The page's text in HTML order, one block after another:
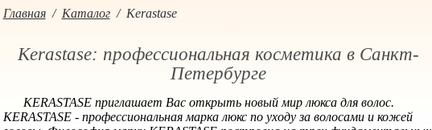
Главная/ Каталог/ Kerastase
Kerastase: профессиональная косметика в Санкт-
Петербурге
KERASTASE приглашает Вас открыть новый мир люкса для волос.
KERASTASE - профессиональная марка люкс по уходу за волосами и кожей